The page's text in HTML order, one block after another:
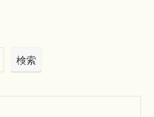
検索